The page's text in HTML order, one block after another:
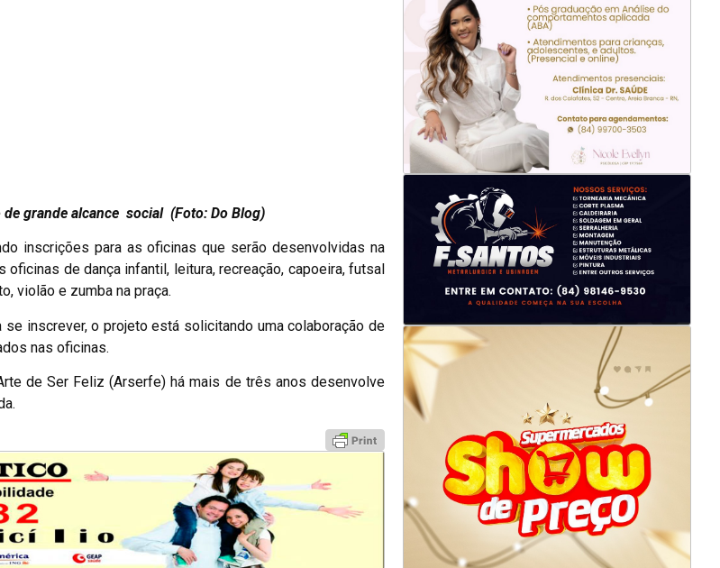
grande alcance social (Foto: Do Blog)
inscrições para as oficinas que serão desenvolvidas na
de dança infantil, leitura, recreação, capoeira, futsal
violão e zumba na praça.
inscrever, o projeto está solicitando uma colaboração de
nas oficinas.
de Ser Feliz (Arserfe) há mais de três anos desenvolve